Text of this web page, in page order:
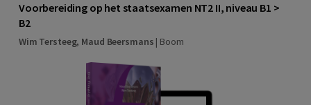
Voorbereiding op het staatsexamen NT2 II, niveau B1 >
B2
Wim Tersteeg, Maud Beersmans | Boom